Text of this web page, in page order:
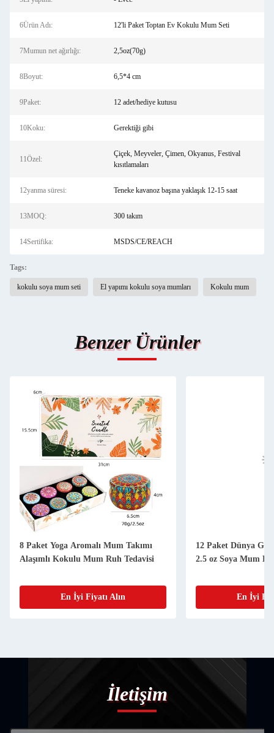
6Ürün Adı: 12'li Paket Toptan Ev Kokulu Mum Seti
7Mumun net ağırlığı: 2,5oz(70g)
8Boyut: 6,5*4 cm
9Paket: 12 adet/hediye kutusu
10Koku: Gerektiği gibi
11Özel:
Çiçek, Meyveler, Çimen, Okyanus, Festival
kısıtlamaları
12yanma süresi: Teneke kavanoz başına yaklaşık 12-15 saat
13MOQ: 300 takım
14Sertifika: MSDS/CE/REACH
Tags:
kokulu soya mum seti El yapımı kokulu soya mumları Kokulu mum
Benzer Ürünler
12 Paket Dünya Günü Kokulu Mumlar
2.5 oz Soya Mum Keti
En İyi Fiyatı Alın
Doğum Günleri
Balmumu
Ruhani
En İyi
İletişim